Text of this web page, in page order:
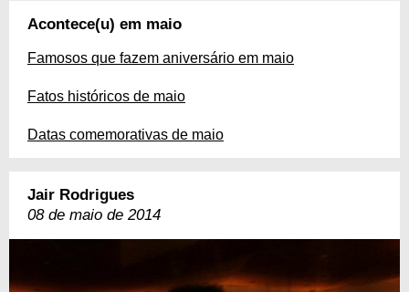
Acontece(u) em maio
Famosos que fazem aniversário em maio
Fatos históricos de maio
Datas comemorativas de maio
Jair Rodrigues
08 de maio de 2014